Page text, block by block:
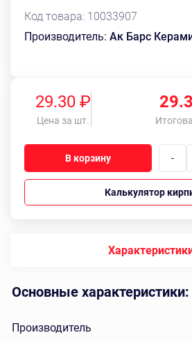
Код товара: 10033907
Производитель: Ак Барс
29.30 ₽
Цена за шт.
В корзину -
Калькулятор
Основные характеристики:
Производитель